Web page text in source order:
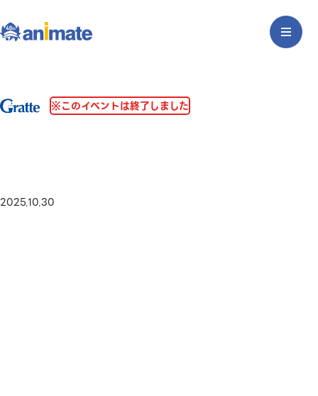
※このイベントは終了しました
2025.10.30